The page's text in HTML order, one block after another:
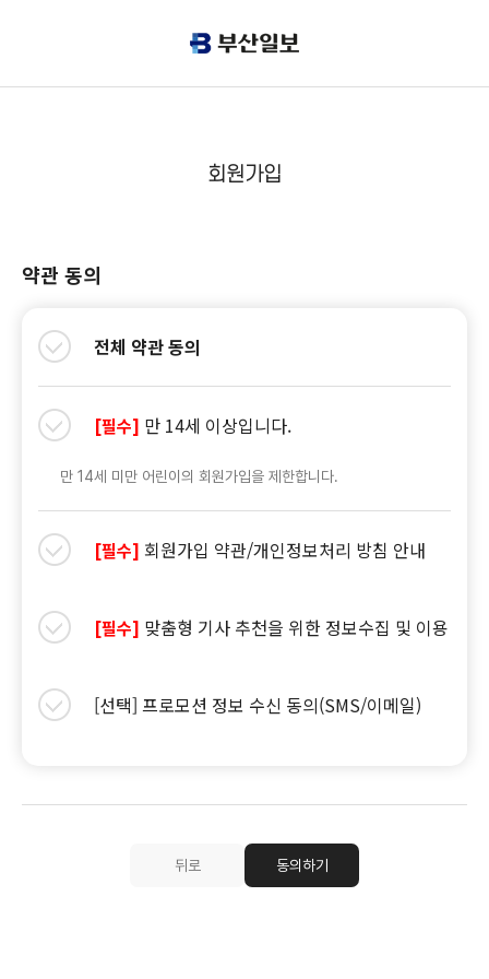
회원가입
약관 동의
전체 약관 동의
[필수] 만 14세 이상입니다.
만 14세 미만 어린이의 회원가입을 제한합니다.
[필수] 회원가입 약관/개인정보처리 방침 안내
[필수] 맞춤형 기사 추천을 위한 정보수집 및 이용
[선택] 프로모션 정보 수신 동의(SMS/이메일)
뒤로